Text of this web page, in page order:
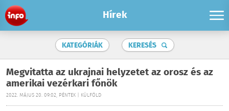
Hírek
KATEGÓRIÁK KERESÉS
Megvitatta az ukrajnai helyzetet az orosz és az
amerikai vezérkari főnök
2022. MÁJUS 20. 09:02, PÉNTEK | KÜLFÖLD